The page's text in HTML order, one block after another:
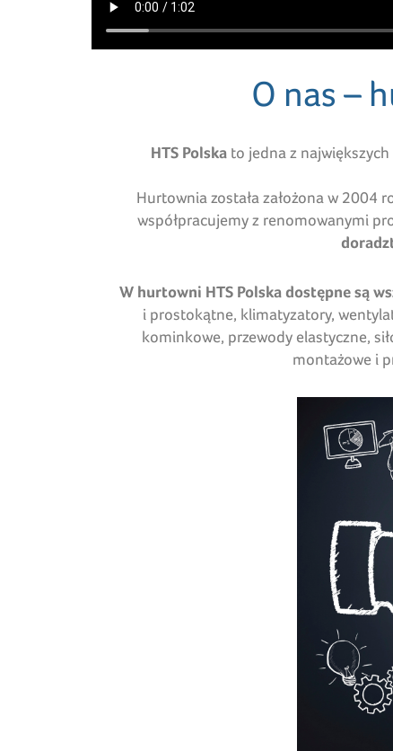
O nas –
HTS Polska to jedna z
Hurtownia została założona w 2004
współpracujemy z renomowanymi
W hurtowni HTS Polska dostępne są
i prostokątne, klimatyzatory,
kominkowe, przewody elastyczne,
montażowe i